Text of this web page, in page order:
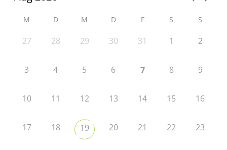
M D M D F S S
27 28 29 30 31 1 2
3 4 5 6 7 8 9
10 11 12 13 14 15 16
17 18 19 20 21 22 23